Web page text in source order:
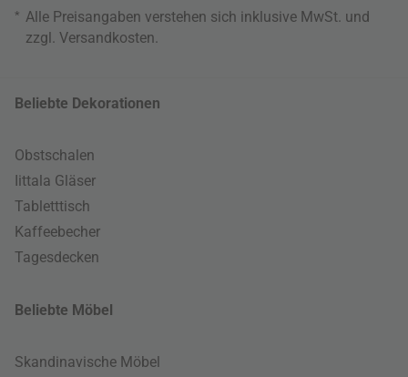
* Alle Preisangaben verstehen sich inklusive MwSt. und
zzgl. Versandkosten
Beliebte Dekorationen
Obstschalen
Iittala Gläser
Tabletttisch
Kaffeebecher
Tagesdecken
Beliebte Möbel
Skandinavische Möbel